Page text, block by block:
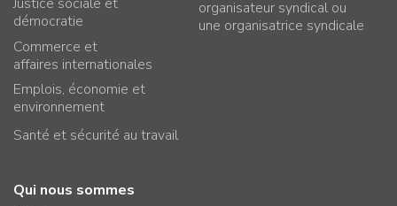
démocratie
Commerce et
affaires internationales
Emplois, économie et
environnement
Santé et sécurité au travail
organisateur syndical ou
une organisatrice syndicale
Qui nous sommes